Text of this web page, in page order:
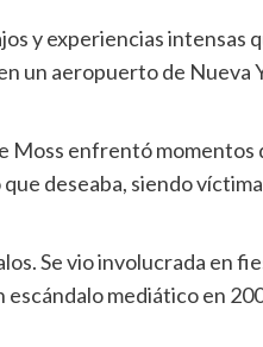
y experiencias intensas
un aeropuerto de Nueva
Moss enfrentó
deseaba, siendo
Se vio involucrada en
mediático en